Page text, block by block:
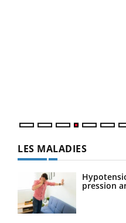
LES MALADIES
pression